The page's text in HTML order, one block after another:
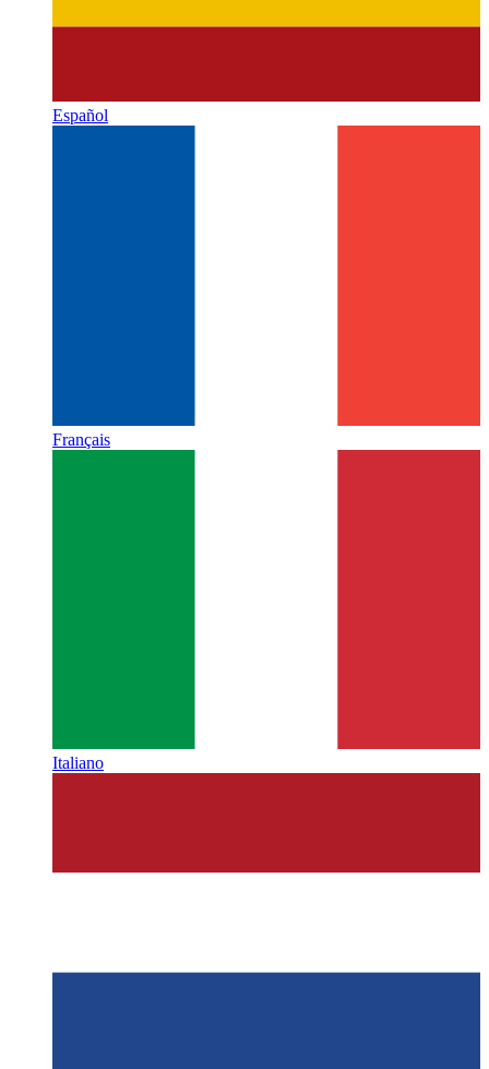
Español
Français
Italiano